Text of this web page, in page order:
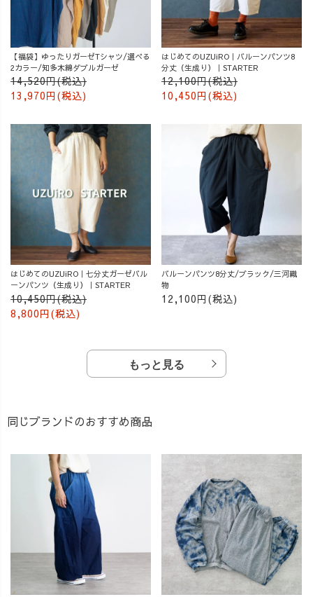
【福袋】ゆったりガーゼTシャツ/選べる
2カラー/知多木綿ダブルガーゼ
14,520円(税込)
13,970円(税込)
はじめてのUZUiRO｜バルーンパンツ8
分丈（生成り）｜STARTER
12,100円(税込)
10,450円(税込)
はじめてのUZUiRO｜七分丈ガーゼバル
ーンパンツ（生成り）｜STARTER
10,450円(税込)
8,800円(税込)
バルーンパンツ8分丈/ブラック/三河織
物
12,100円(税込)
もっと見る
同じブランドのおすすめ商品